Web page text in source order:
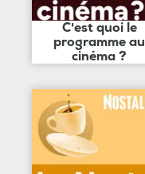
C'est quoi le
programme au
cinéma ?